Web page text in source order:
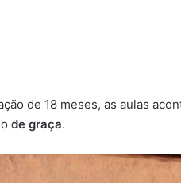
de 18 meses, as aulas
de graça.